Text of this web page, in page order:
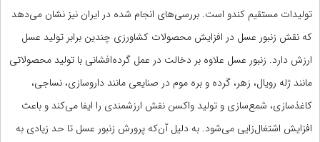
تولیدات مستقیم کندو است. بررسی‌های انجام شده در ایران نیز نشان می‌دهد
که نقش زنبور عسل در افزایش محصولات کشاورزی چندین برابر تولید عسل
ارزش دارد. زنبور عسل علاوه بر دخالت در عمل گرده‌افشانی با تولید محصولاتی
مانند ژله رویال، زهر، گرده و بره موم در صنایعی مانند داروسازی، نساجی،‌
کاغذسازی،‌ شمع‌سازی و تولید واکسن نقش ارزشمندی را ایفا می‌کند و باعث
افزایش اشتغال‌زایی می‌شود. به دلیل آن‌که پرورش زنبور عسل تا حد زیادی به